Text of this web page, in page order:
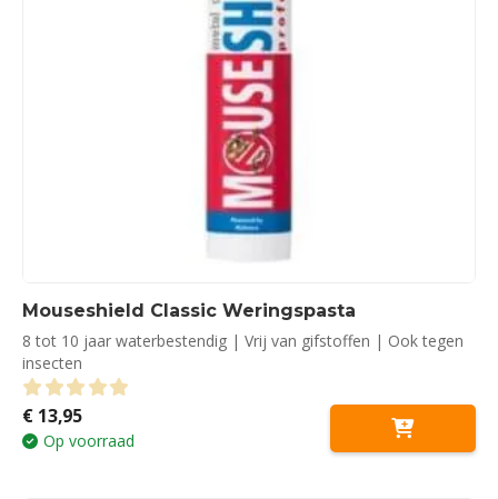
Mouseshield Classic Weringspasta
8 tot 10 jaar waterbestendig | Vrij van gifstoffen | Ook tegen
insecten
0 out of 5
€ 13,95
Op voorraad